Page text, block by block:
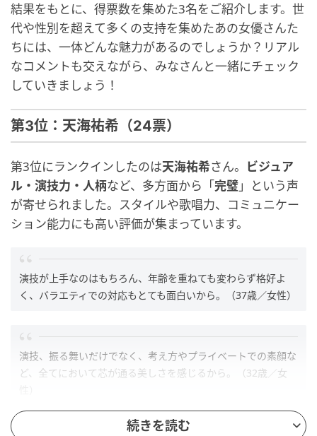
結果をもとに、得票数を集めた3名をご紹介します。世
代や性別を超えて多くの支持を集めたあの女優さんた
ちには、一体どんな魅力があるのでしょうか？リアル
なコメントも交えながら、みなさんと一緒にチェック
していきましょう！
第3位：天海祐希（24票）
第3位にランクインしたのは天海祐希さん。 ビジュア
ル・演技力・人柄など、多方面から「完璧」という声
が寄せられました。スタイルや歌唱力、コミュニケー
ション能力にも高い評価が集まっています。
演技が上手なのはもちろん、年齢を重ねても変わらず格好よ
く、バラエティでの対応もとても面白いから。（37歳／女性）
演技、振る舞いだけでなく、考え方やプライベートでの素顔な
ど、全てにおいて芯が通る美しさを感じるから。（32歳／女
続きを読む